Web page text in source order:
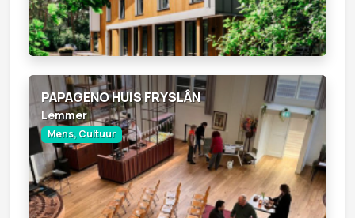
PAPAGENO HUIS FRYSLÂN
Lemmer
Mens, Cultuur